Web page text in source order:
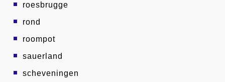
roesbrugge
rond
roompot
sauerland
scheveningen